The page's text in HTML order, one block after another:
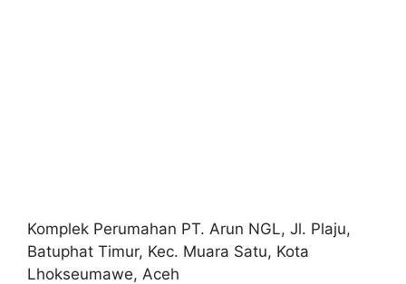
Komplek Perumahan PT. Arun NGL, Jl. Plaju,
Batuphat Timur, Kec. Muara Satu, Kota
Lhokseumawe, Aceh